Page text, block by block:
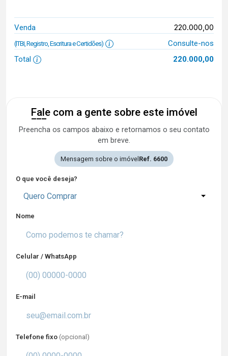
Venda 220.000,00
(ITBI, Registro, Escritura e Certidões)
Consulte-nos
Total
220.000,00
Fale com a gente sobre este imóvel
Preencha os campos abaixo e retornamos o seu contato
em breve.
Mensagem sobre o imóvel Ref. 6600
O que você deseja?
Quero Comprar
Nome
Celular / WhatsApp
E-mail
Telefone fixo (opcional)